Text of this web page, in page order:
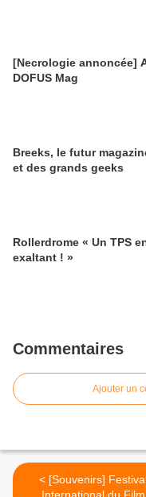
[Necrologie annoncée]
DOFUS Mag
Breeks, le futur
et des grands geeks
Rollerdrome « Un TPS
exaltant ! »
Commentaires
Ajouter un
< [Souvenirs] Festival